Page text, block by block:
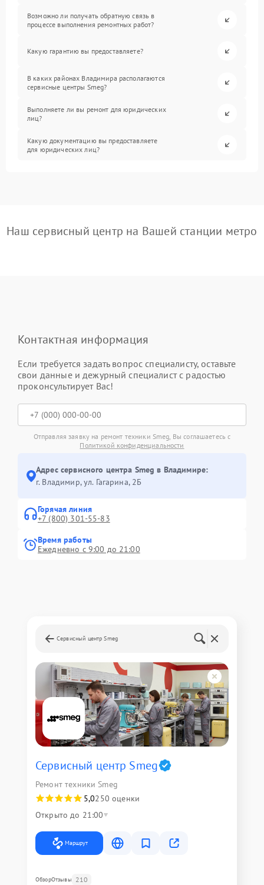
Возможно ли получать обратную связь в
процессе выполнения ремонтных работ?
Какую гарантию вы предоставляете?
В каких районах Владимира располагаются
сервисные центры Smeg?
Выполняете ли вы ремонт для юридических
лиц?
Какую документацию вы предоставляете
для юридических лиц?
Наш сервисный центр на Вашей станции метро
Контактная информация
Если требуется задать вопрос специалисту, оставьте
свои данные и дежурный специалист с радостью
проконсультирует Вас!
Отправляя заявку на ремонт техники Smeg, Вы соглашаетесь с
Политикой конфиденциальности
Адрес сервисного центра Smeg в Владимире:
г. Владимир, ул. Гагарина, 2Б
Горячая линия
+7 (800) 301-55-83
Время работы
Ежедневно с 9:00 до 21:00
Сервисный центр Smeg
Сервисный центр Smeg
Ремонт техники Smeg
5,0250 оценки
Открыто до 21:00
Маршрут
ОбзорОтзывы 210